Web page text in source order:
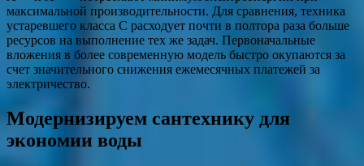
максимальной производительности. Для сравнения, техника
устаревшего класса С расходует почти в полтора раза больше
ресурсов на выполнение тех же задач. Первоначальные
вложения в более современную модель быстро окупаются за
счет значительного снижения ежемесячных платежей за
электричество.
Модернизируем сантехнику для
экономии воды